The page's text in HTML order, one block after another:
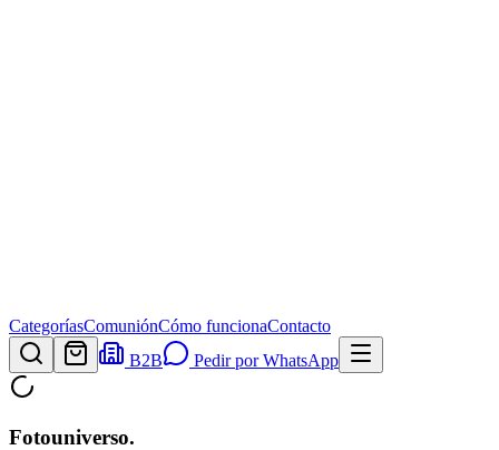
CategoríasComuniónCómo funcionaContacto
B2B
Pedir por WhatsApp
Fotouniverso.